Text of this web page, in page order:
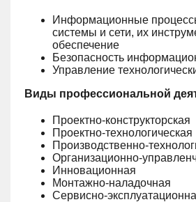
Информационные
системы и сети, их
обеспечение
Безопасность
Управление
Виды профессиональной
Проектно-конструкторская
Проектно-технологическая
Производственно-
Организационно-
Инновационная
Монтажно-наладочная
Сервисно-